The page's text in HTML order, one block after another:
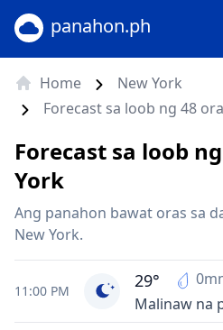
panahon.ph
Home
New York
Forecast sa loob ng 48
Forecast sa loob
York
Ang panahon bawat oras sa
New York.
11:00 PM
Malinaw na
29°